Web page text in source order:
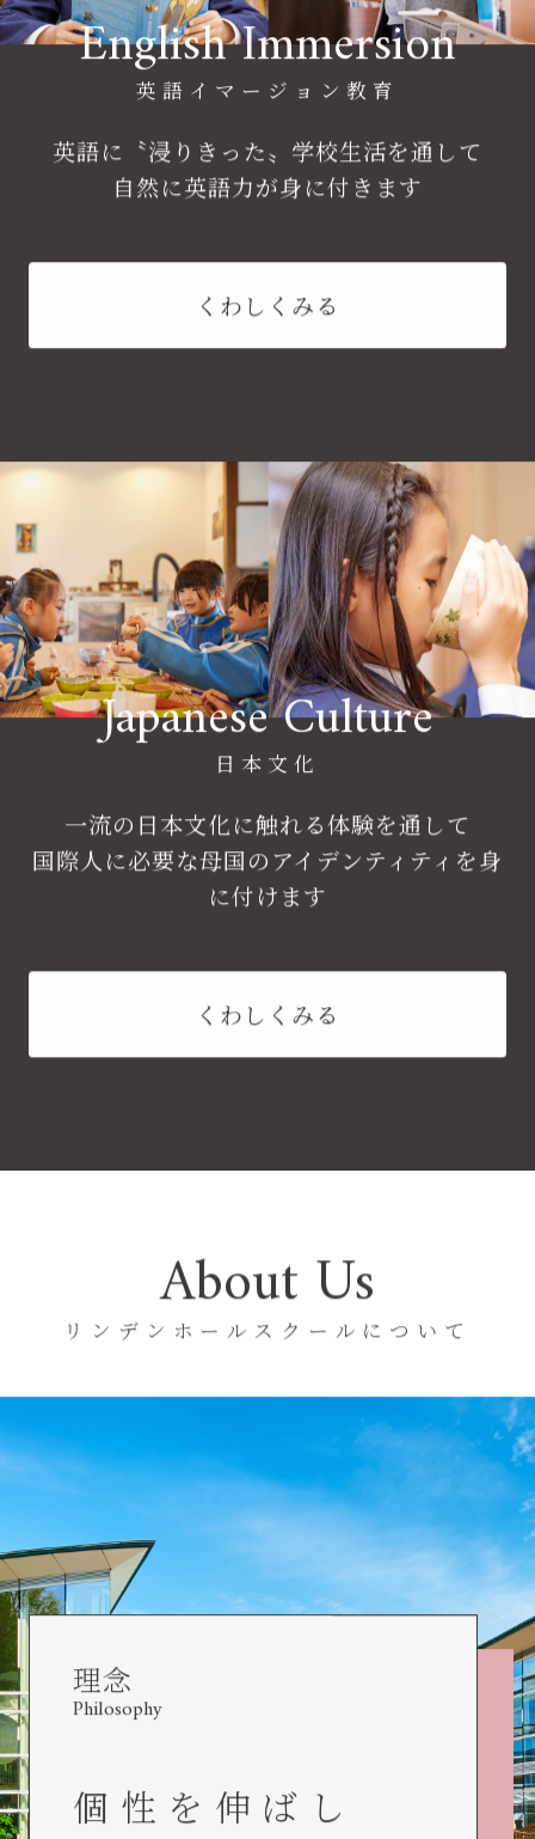
English Immersion
英語イマージョン教育
英語に〝浸りきった〟学校生活を通して
自然に英語力が身に付きます
くわしくみる
Japanese Culture
日本文化
一流の日本文化に触れる体験を通して
国際人に必要な母国のアイデンティティを身
に付けます
くわしくみる
About Us
リンデンホールスクールについて
理念
Philosophy
個性を伸ばし